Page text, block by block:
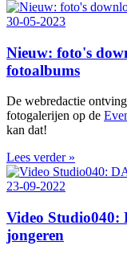
30-05-2023
Nieuw: foto's
fotoalbums
De webredactie
fotogalerijen op de
kan dat!
Lees verder »
23-09-2022
Video
jongeren